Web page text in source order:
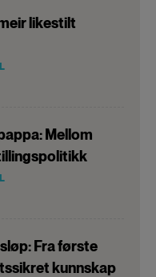
likestilt
Mellom
Fra første
kunnskap